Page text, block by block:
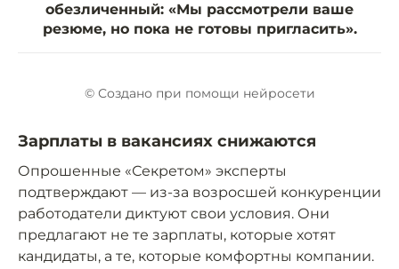
обезличенный: «Мы рассмотрели ваше
резюме, но пока не готовы пригласить».
© Создано при помощи нейросети
Зарплаты в вакансиях снижаются
Опрошенные «Секретом» эксперты
подтверждают — из-за возросшей конкуренции
работодатели диктуют свои условия. Они
предлагают не те зарплаты, которые хотят
кандидаты, а те, которые комфортны компании.